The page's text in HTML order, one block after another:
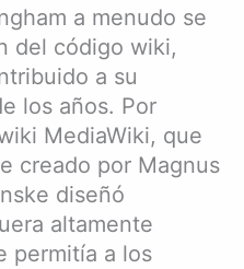
a menudo se
del código wiki,
a su
los años. Por
MediaWiki, que
creado por Magnus
diseñó
altamente
permitía a los